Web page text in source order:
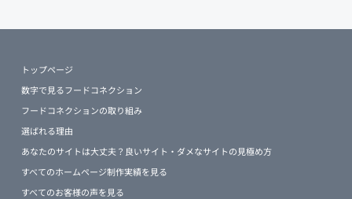
トップページ
数字で見るフードコネクション
フードコネクションの取り組み
選ばれる理由
あなたのサイトは大丈夫？良いサイト・ダメなサイトの見極め方
すべてのホームページ制作実績を見る
すべてのお客様の声を見る